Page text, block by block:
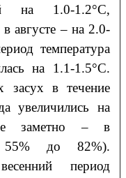
на 1.0-1.2°С,
августе – на 2.0-
температура
на 1.1-1.5°С.
засух в течение
увеличились на
заметно – в
55% до 82%).
период